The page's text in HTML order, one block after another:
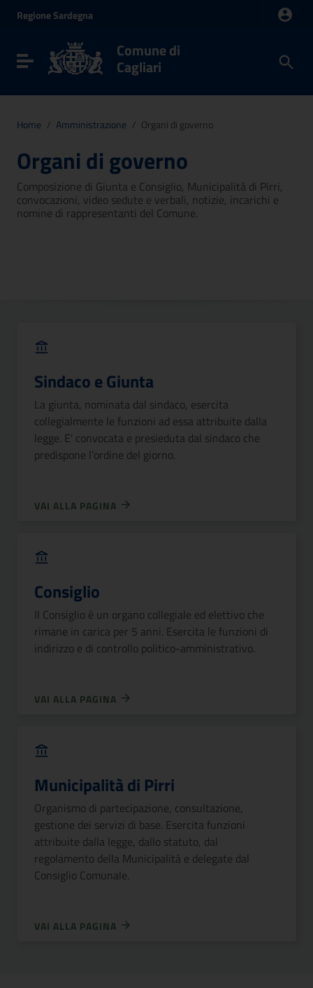
Vai al menu di navigazione
RegioneSardegna
Toggle navigation Comune di
Cagliari
Home / Amministrazione / Organi di governo
Organi di governo
Composizione di Giunta e Consiglio, Municipalità di Pirri,
convocazioni, video sedute e verbali, notizie, incarichi e
nomine di rappresentanti del Comune.
Sindaco e Giunta
La giunta, nominata dal sindaco, esercita
collegialmente le funzioni ad essa attribuite dalla
legge. E' convocata e presieduta dal sindaco che
predispone l’ordine del giorno.
VAI ALLA PAGINA
Consiglio
Il Consiglio è un organo collegiale ed elettivo che
rimane in carica per 5 anni. Esercita le funzioni di
indirizzo e di controllo politico-amministrativo.
VAI ALLA PAGINA
Municipalità di Pirri
Organismo di partecipazione, consultazione,
gestione dei servizi di base. Esercita funzioni
attribuite dalla legge, dallo statuto, dal
regolamento della Municipalità e delegate dal
Consiglio Comunale.
VAI ALLA PAGINA